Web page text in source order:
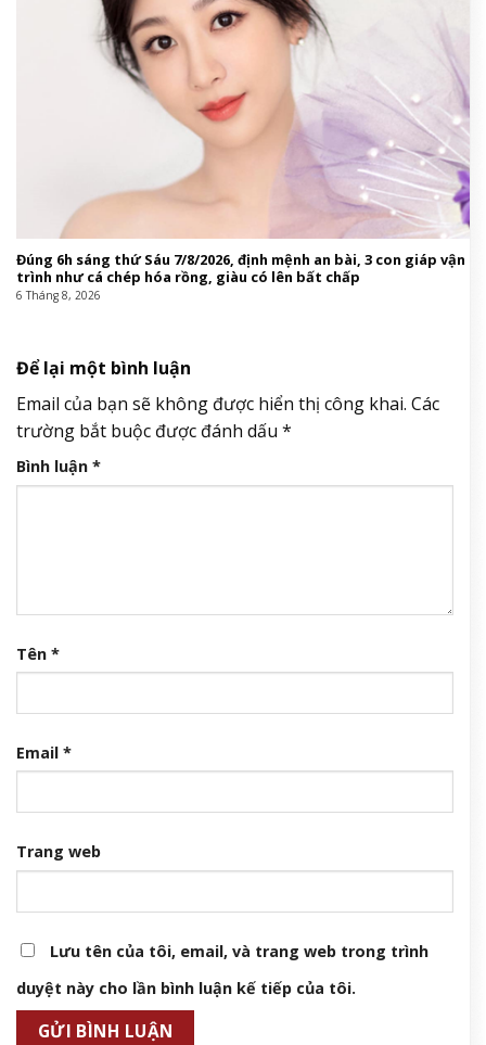
Đúng 6h sáng thứ Sáu 7/8/2026, định mệnh an bài, 3 con giáp vận
trình như cá chép hóa rồng, giàu có lên bất chấp
6 Tháng 8, 2026
Để lại một bình luận
Email của bạn sẽ không được hiển thị công khai. Các
trường bắt buộc được đánh dấu *
Bình luận *
Tên *
Email *
Trang web
Lưu tên của tôi, email, và trang web trong trình
duyệt này cho lần bình luận kế tiếp của tôi.